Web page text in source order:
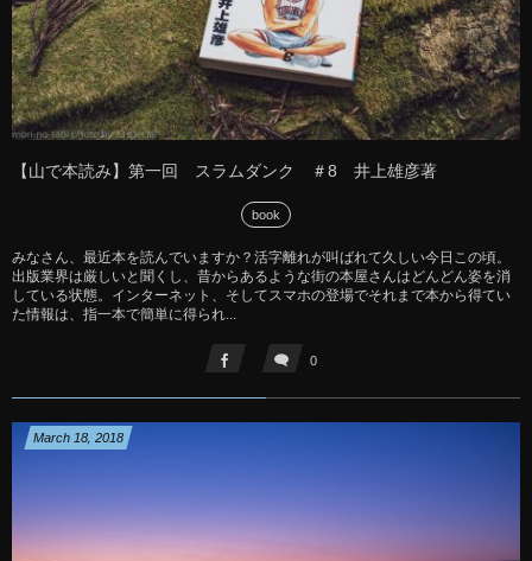
【山で本読み】第一回 スラムダンク ＃8 井上雄彦著
book
みなさん、最近本を読んでいますか？活字離れが叫ばれて久しい今日この頃。
出版業界は厳しいと聞くし、昔からあるような街の本屋さんはどんどん姿を消
している状態。インターネット、そしてスマホの登場でそれまで本から得てい
た情報は、指一本で簡単に得られ...
0
March 18,2018